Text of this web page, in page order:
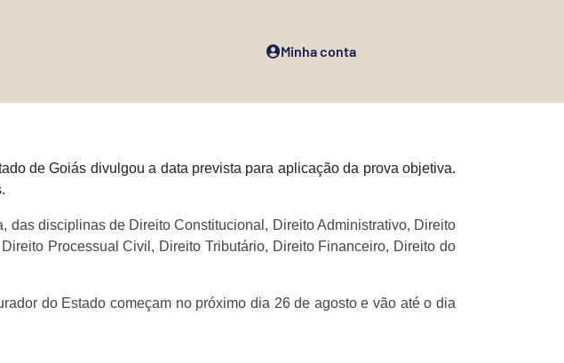
Minha conta
de Goiás divulgou a data prevista para aplicação da prova objetiva.
das disciplinas de Direito Constitucional, Direito Administrativo, Direito
Processual Civil, Direito Tributário, Direito Financeiro, Direito do
do Estado começam no próximo dia 26 de agosto e vão até o dia